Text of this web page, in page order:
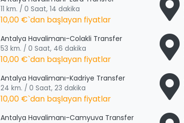
11 km. / 0 Saat, 14 dakika
10,00 €`dan başlayan fiyatlar
Antalya Havalimanı-Colakli Transfer
53 km. / 0 Saat, 46 dakika
10,00 €`dan başlayan fiyatlar
Antalya Havalimanı-Kadriye Transfer
24 km. / 0 Saat, 23 dakika
10,00 €`dan başlayan fiyatlar
Antalya Havalimanı-Camyuva Transfer